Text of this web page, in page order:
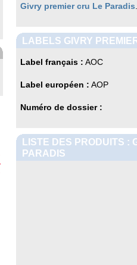
Givry premier cru Le Paradis
LABELS GIVRY
Label français : AOC
Label européen : AOP
Numéro de dossier :
LISTE DES PRODUITS :
PARADIS